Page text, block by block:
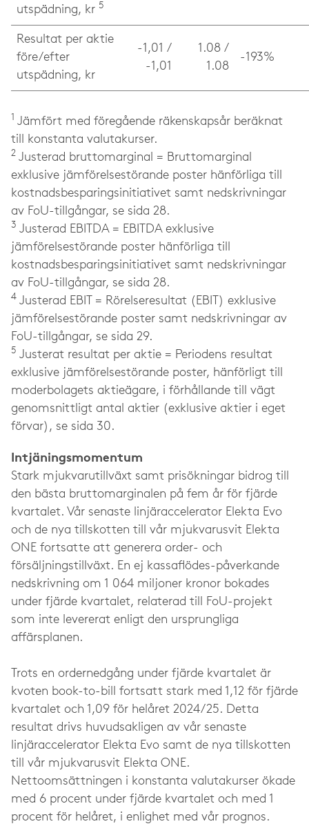
utspädning, kr 5
Resultat per aktie
före/efter
utspädning, kr
-1,01 /
-1,01
1.08 /
1.08
-193%
Jämfört med föregående räkenskapsår beräknat
till konstanta valutakurser.
2 Justerad bruttomarginal = Bruttomarginal
exklusive jämförelsestörande poster hänförliga till
kostnadsbesparingsinitiativet samt nedskrivningar
av FoU-tillgångar, se sida 28.
3 Justerad EBITDA = EBITDA exklusive
jämförelsestörande poster hänförliga till
kostnadsbesparingsinitiativet samt nedskrivningar
av FoU-tillgångar, se sida 28.
4 Justerad EBIT = Rörelseresultat (EBIT) exklusive
jämförelsestörande poster samt nedskrivningar av
FoU-tillgångar, se sida 29.
5 Justerat resultat per aktie = Periodens resultat
exklusive jämförelsestörande poster, hänförligt till
moderbolagets aktieägare, i förhållande till vägt
genomsnittligt antal aktier (exklusive aktier i eget
förvar), se sida 30.
Intjäningsmomentum
Stark mjukvarutillväxt samt prisökningar bidrog till
den bästa bruttomarginalen på fem år för fjärde
kvartalet. Vår senaste linjäraccelerator Elekta Evo
och de nya tillskotten till vår mjukvarusvit Elekta
ONE fortsatte att generera order- och
försäljningstillväxt. En ej kassaflödes-påverkande
nedskrivning om 1 064 miljoner kronor bokades
under fjärde kvartalet, relaterad till FoU-projekt
som inte levererat enligt den ursprungliga
affärsplanen.
Trots en ordernedgång under fjärde kvartalet är
kvoten book-to-bill fortsatt stark med 1,12 för fjärde
kvartalet och 1,09 för helåret 2024/25. Detta
resultat drivs huvudsakligen av vår senaste
linjäraccelerator Elekta Evo samt de nya tillskotten
till vår mjukvarusvit Elekta ONE.
Nettoomsättningen i konstanta valutakurser ökade
med 6 procent under fjärde kvartalet och med 1
procent för helåret, i enlighet med vår prognos.